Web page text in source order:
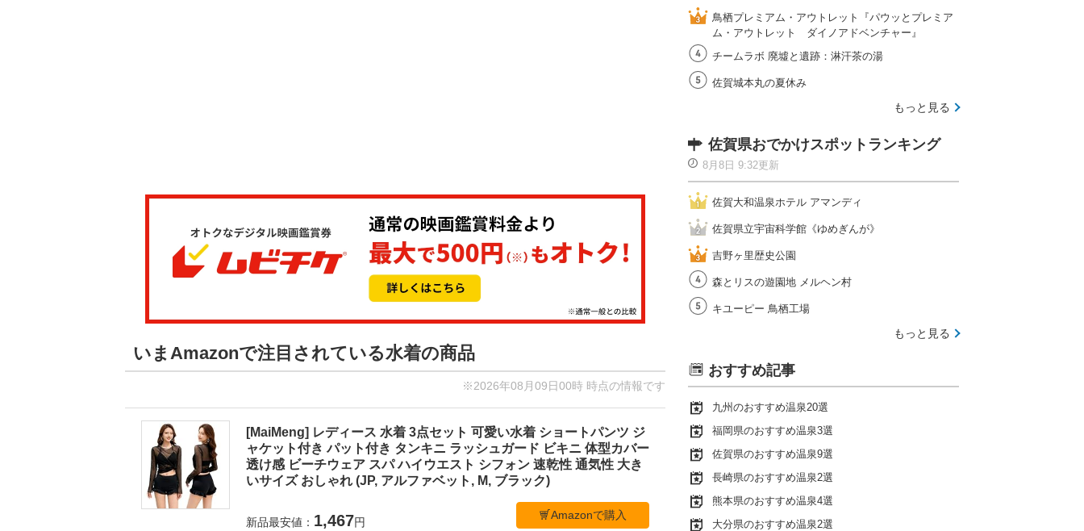
いまAmazonで注目されている水着の商品
※2026年08月09日00時 時点の情報です
[MaiMeng] レディース 水着 3点セット 可愛い水着 ショートパンツ ジ
ャケット付き パット付き タンキニ ラッシュガード ビキニ 体型カバー
透け感 ビーチウェア スパ ハイウエスト シフォン 速乾性 通気性 大き
いサイズ おしゃれ (JP, アルファベット, M, ブラック)
新品最安値： 1,467円
Amazonで購入
鳥栖プレミアム・アウトレット『パウッとプレミア
ム・アウトレット ダイノアドベンチャー』
チームラボ 廃墟と遺跡：淋汗茶の湯
佐賀城本丸の夏休み
もっと見る
佐賀県おでかけスポットランキング
8月8日 9:32更新
佐賀大和温泉ホテル アマンディ
佐賀県立宇宙科学館《ゆめぎんが》
吉野ヶ里歴史公園
森とリスの遊園地 メルヘン村
キユーピー 鳥栖工場
もっと見る
おすすめ記事
九州のおすすめ温泉20選
福岡県のおすすめ温泉3選
佐賀県のおすすめ温泉9選
長崎県のおすすめ温泉2選
熊本県のおすすめ温泉4選
大分県のおすすめ温泉2選